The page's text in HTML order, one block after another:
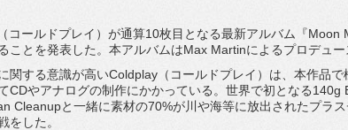
コールドプレイ）が通算10枚目となる最新アルバム『Moon
ことを発表した。本アルバムはMax Martinによるプロデュー
関する意識が高いColdplay（コールドプレイ）は、本作品
CDやアナログの制作にかかっている。世界で初となる140g
Cleanupと一緒に素材の70%が川や海等に放出されたプラ
をした。